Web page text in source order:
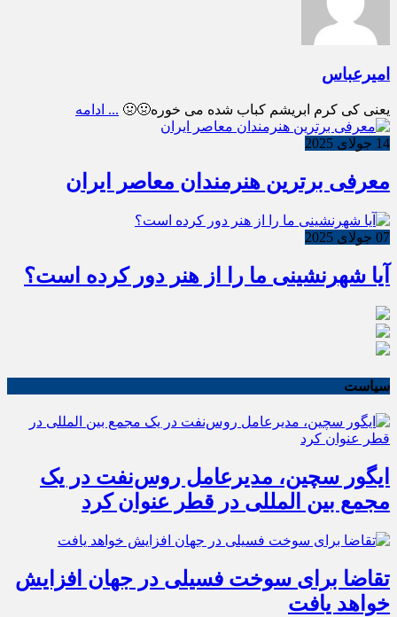
امیرعباس
یعنی کی کرم ابریشم کباب شده می خوره🤢🤢 ... ادامه
14 جولای 2025
معرفی برترین هنرمندان معاصر ایران
07 جولای 2025
آیا شهرنشینی ما را از هنر دور کرده است؟
سیاست
ایگور سچین، مدیرعامل روس‌نفت در یک
مجمع بین المللی در قطر عنوان کرد
تقاضا برای سوخت فسیلی در جهان افزایش
خواهد یافت